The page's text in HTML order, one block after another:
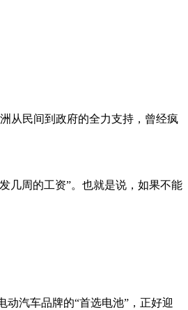
从民间到政府的全力支持，曾经疯
几周的工资”。也就是说，如果不能
动汽车品牌的“首选电池”，正好迎